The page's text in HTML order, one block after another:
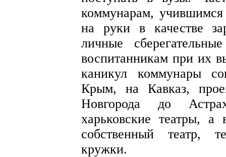
коммунарам, учившимся
на руки в качестве
личные
воспитанникам при их
каникул коммунары
Крым, на Кавказ,
Новгорода до
харьковские театры,
собственный театр,
кружки.